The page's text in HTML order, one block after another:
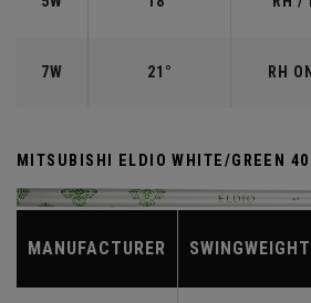
7W 21° RH
MITSUBISHI ELDIO WHITE/GREEN
MANUFACTURER SWINGWEIGHT